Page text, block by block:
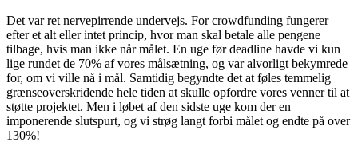
Det var ret nervepirrende undervejs. For crowdfunding fungerer
efter et alt eller intet princip, hvor man skal betale alle pengene
tilbage, hvis man ikke når målet. En uge før deadline havde vi kun
lige rundet de 70% af vores målsætning, og var alvorligt bekymrede
for, om vi ville nå i mål. Samtidig begyndte det at føles temmelig
grænseoverskridende hele tiden at skulle opfordre vores venner til at
støtte projektet. Men i løbet af den sidste uge kom der en
imponerende slutspurt, og vi strøg langt forbi målet og endte på over
130%!